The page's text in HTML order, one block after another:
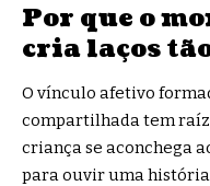
Por que o
cria laços
O vínculo afetivo
compartilhada tem
criança se aconchega
para ouvir uma